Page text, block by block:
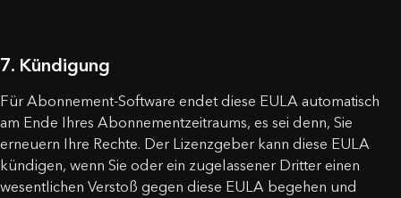
7. Kündigung
Für Abonnement-Software endet diese EULA automatisch
am Ende Ihres Abonnementzeitraums, es sei denn, Sie
erneuern Ihre Rechte. Der Lizenzgeber kann diese EULA
kündigen, wenn Sie oder ein zugelassener Dritter einen
wesentlichen Verstoß gegen diese EULA begehen und
Gutschein wurde aktiviert!
KONTAKTIEREN SIE UNS
Name
E-Mail